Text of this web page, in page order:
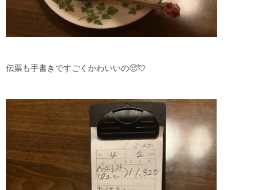
伝票も手書きですごくかわいいの🥺💘